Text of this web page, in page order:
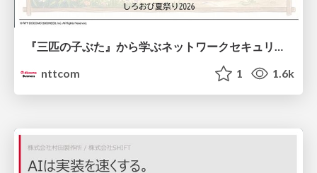
『三匹の子ぶた』から学ぶネットワークセキュリティの昔と今 / Network Security: Then and Now Through the Lens of The Three Little Pigs
nttcom
1 1.6k